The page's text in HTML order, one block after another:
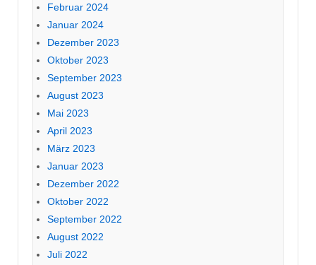
Februar 2024
Januar 2024
Dezember 2023
Oktober 2023
September 2023
August 2023
Mai 2023
April 2023
März 2023
Januar 2023
Dezember 2022
Oktober 2022
September 2022
August 2022
Juli 2022